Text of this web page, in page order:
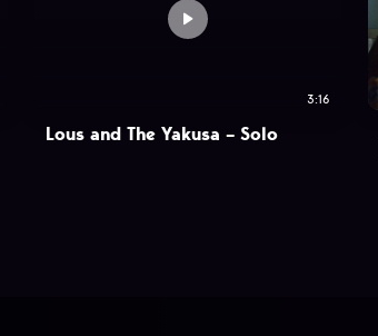
3:16
Lous and The Yakusa – Solo